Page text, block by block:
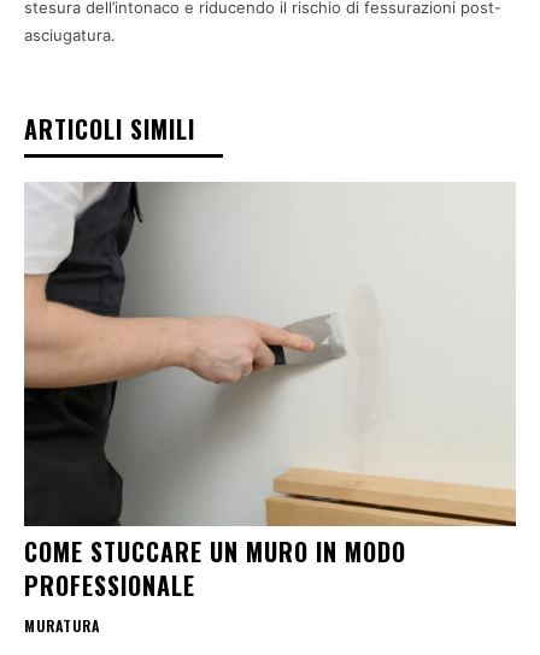
stesura dell’intonaco e riducendo il rischio di fessurazioni post-
asciugatura.
ARTICOLI SIMILI
COME STUCCARE UN MURO IN MODO
PROFESSIONALE
MURATURA